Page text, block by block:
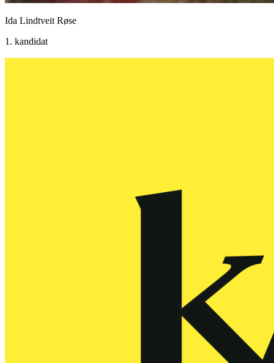
Ida Lindtveit Røse
1. kandidat